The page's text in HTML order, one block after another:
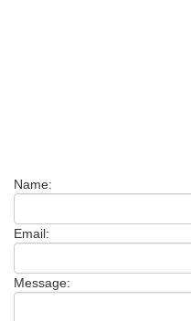
Name:
Email:
Message: